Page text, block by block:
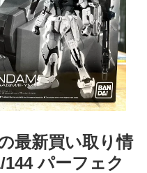
最新買い取り情
パーフェク